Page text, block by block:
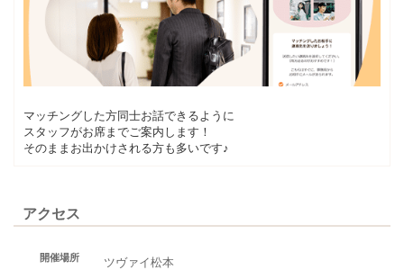
マッチングした方同士お話できるように
スタッフがお席までご案内します！
そのままお出かけされる方も多いです♪
アクセス
開催場所
ツヴァイ松本